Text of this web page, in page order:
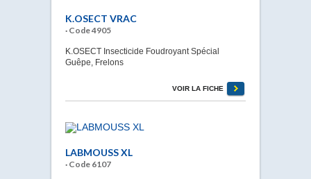
K.OSECT VRAC
· Code 4905
K.OSECT Insecticide Foudroyant Spécial
Guêpe, Frelons
VOIR LA FICHE
LABMOUSS XL
· Code 6107